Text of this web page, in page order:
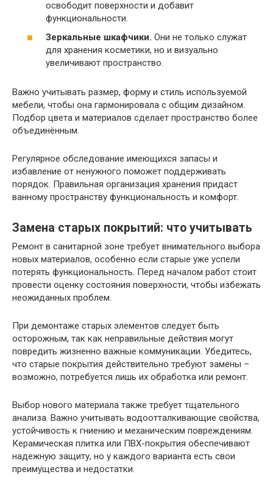
освободит поверхности и добавит
функциональности.
Зеркальные шкафчики. Они не только служат
для хранения косметики, но и визуально
увеличивают пространство.
Важно учитывать размер, форму и стиль используемой
мебели, чтобы она гармонировала с общим дизайном.
Подбор цвета и материалов сделает пространство более
объединённым.
Регулярное обследование имеющихся запасы и
избавление от ненужного поможет поддерживать
порядок. Правильная организация хранения придаст
ванному пространству функциональность и комфорт.
Замена старых покрытий: что учитывать
Ремонт в санитарной зоне требует внимательного выбора
новых материалов, особенно если старые уже успели
потерять функциональность. Перед началом работ стоит
провести оценку состояния поверхности, чтобы избежать
неожиданных проблем.
При демонтаже старых элементов следует быть
осторожным, так как неправильные действия могут
повредить жизненно важные коммуникации. Убедитесь,
что старые покрытия действительно требуют замены –
возможно, потребуется лишь их обработка или ремонт.
Выбор нового материала также требует тщательного
анализа. Важно учитывать водоотталкивающие свойства,
устойчивость к гниению и механическим повреждениям.
Керамическая плитка или ПВХ-покрытия обеспечивают
надежную защиту, но у каждого варианта есть свои
преимущества и недостатки.